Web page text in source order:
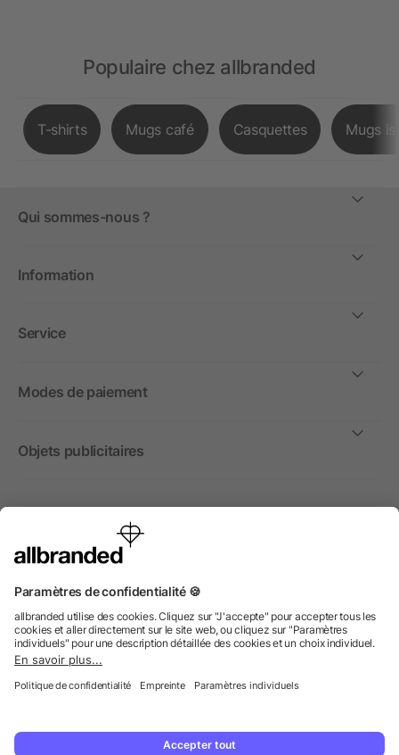
Populaire chez allbranded
T-shirts Mugs café Casquettes Mugs
Qui sommes-nous ?
Information
Service
Modes de paiement
Objets publicitaires
International
Nous commercialisons nos objets publicitaires et articles
non aux personnes privées.